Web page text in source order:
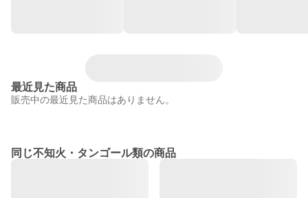
最近見た商品
販売中の最近見た商品はありません。
同じ不知火・タンゴール類の商品